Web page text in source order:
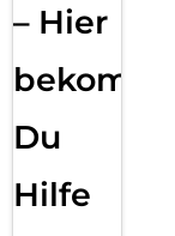
– Hier
bekommst
Du
Hilfe